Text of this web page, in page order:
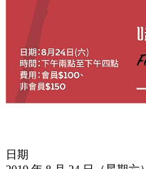
日期